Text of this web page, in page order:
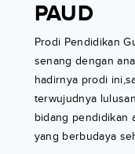
PAUD
Prodi Pendidikan
senang dengan
hadirnya prodi
terwujudnya
bidang pendidikan
yang berbudaya